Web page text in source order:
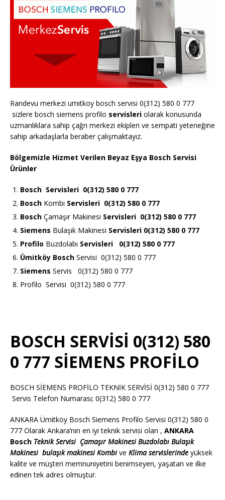
Randevu merkezi umıtkoy bosch servisi 0(312) 580 0 777
sizlere bosch siemens profilo servisleri olarak konusunda
uzmanlıklara sahip çağrı merkezi ekipleri ve sempati yeteneğine
sahip arkadaşlarla beraber çalışmaktayız.
Bölgemizle Hizmet Verilen Beyaz Eşya Bosch Servisi
Ürünler
Bosch Servisleri 0(312) 580 0 777
Bosch Kombi Servisleri 0(312) 580 0 777
Bosch Çamaşır Makinesi Servisleri 0(312) 580 0 777
Siemens Bulaşık Makinesi Servisleri 0(312) 580 0 777
Profilo Buzdolabı Servisleri 0(312) 580 0 777
Ümitköy Bosch Servisi 0(312) 580 0 777
Siemens Servis 0(312) 580 0 777
Profilo Servisi 0(312) 580 0 777
BOSCH SERVİSİ 0(312) 580
0 777 SİEMENS PROFİLO
BOSCH SİEMENS PROFİLO TEKNİK SERVİSİ 0(312) 580 0 777
Servis Telefon Numarası; 0(312) 580 0 777
ANKARA Ümitköy Bosch Siemens Profilo Servisi 0(312) 580 0
777 Olarak Ankara’nın en iyi teknik servisi olan , ANKARA
Bosch Teknik Servisi Çamaşır MakinesiBuzdolabı Bulaşık
Makinesi bulaşık makinesiKombive Klima servislerinde yüksek
kalite ve müşteri memnuniyetini benimseyen, yaşatan ve ilke
edinen tek adres olmuştur.